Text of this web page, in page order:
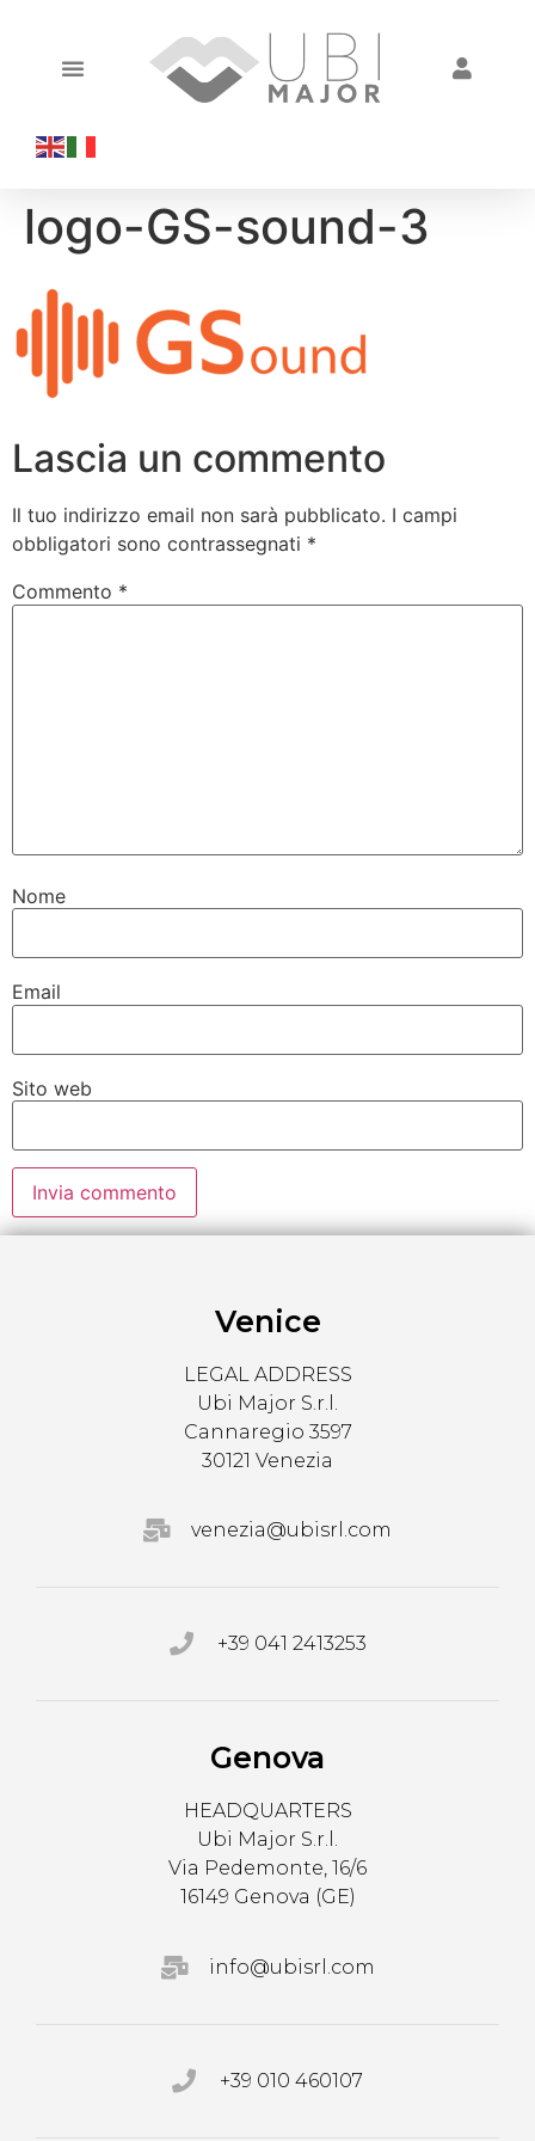
logo-GS-sound-3
Lascia un commento
Il tuo indirizzo email non sarà pubblicato. I campi
obbligatori sono contrassegnati *
Commento *
Nome
Email
Sito web
Venice
LEGAL ADDRESS
Ubi Major S.r.l.
Cannaregio 3597
30121 Venezia
venezia@ubisrl.com
+39 041 2413253
Genova
HEADQUARTERS
Ubi Major S.r.l.
Via Pedemonte, 16/6
16149 Genova (GE)
info@ubisrl.com
+39 010 460107